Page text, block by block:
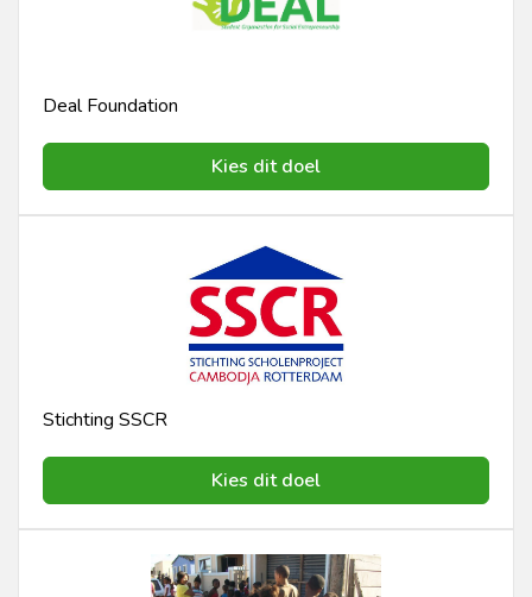
Deal Foundation
Kies dit doel
Stichting SSCR
Kies dit doel